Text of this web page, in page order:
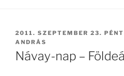
BEKÜLDVE:
2011. SZEPTEMBER 23.
ANDRÁS
Návay-nap –